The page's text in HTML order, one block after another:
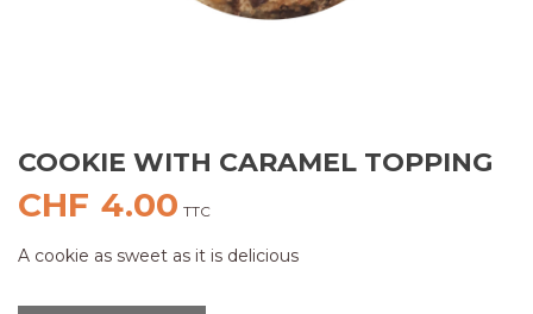
COOKIE WITH CARAMEL TOPPING
CHF 4.00 TTC
A cookie as sweet as it is delicious